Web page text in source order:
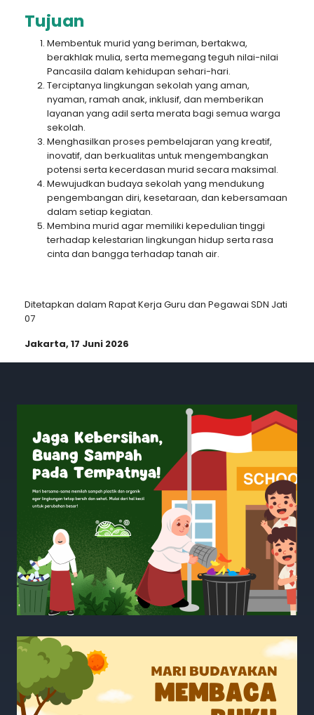
Tujuan
Membentuk murid yang beriman, bertakwa,
berakhlak mulia, serta memegang teguh nilai-nilai
Pancasila dalam kehidupan sehari-hari.
Terciptanya lingkungan sekolah yang aman,
nyaman, ramah anak, inklusif, dan memberikan
layanan yang adil serta merata bagi semua warga
sekolah.
Menghasilkan proses pembelajaran yang kreatif,
inovatif, dan berkualitas untuk mengembangkan
potensi serta kecerdasan murid secara maksimal.
Mewujudkan budaya sekolah yang mendukung
pengembangan diri, kesetaraan, dan kebersamaan
dalam setiap kegiatan.
Membina murid agar memiliki kepedulian tinggi
terhadap kelestarian lingkungan hidup serta rasa
cinta dan bangga terhadap tanah air.
Ditetapkan dalam Rapat Kerja Guru dan Pegawai SDN Jati
07
Jakarta, 17 Juni 2026